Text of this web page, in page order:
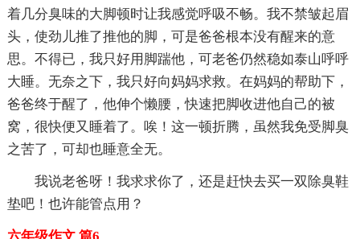
着几分臭味的大脚顿时让我感觉呼吸不畅。我不禁皱起眉
头，使劲儿推了推他的脚，可是爸爸根本没有醒来的意
思。不得已，我只好用脚踹他，可老爸仍然稳如泰山呼呼
大睡。无奈之下，我只好向妈妈求救。在妈妈的帮助下，
爸爸终于醒了，他伸个懒腰，快速把脚收进他自己的被
窝，很快便又睡着了。唉！这一顿折腾，虽然我免受脚臭
之苦了，可却也睡意全无。
我说老爸呀！我求求你了，还是赶快去买一双除臭鞋
垫吧！也许能管点用？
六年级作文 篇6